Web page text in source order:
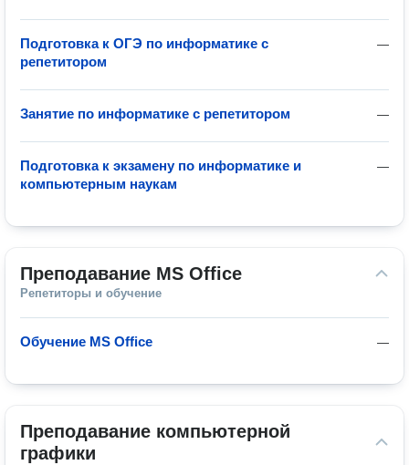
—
Подготовка к ОГЭ по информатике с
репетитором
—
Занятие по информатике с репетитором
—
Подготовка к экзамену по информатике и
компьютерным наукам
Преподавание MS Office
Репетиторы и обучение
—
Обучение MS Office
Преподавание компьютерной
графики